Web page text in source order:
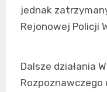
jednak
Rejonowej Policji
Dalsze działania
Rozpoznawczego